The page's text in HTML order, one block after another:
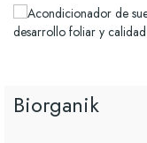
Biorganik